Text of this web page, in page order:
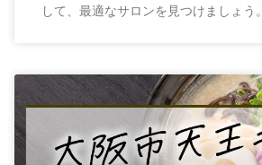
して、最適なサロンを見つけましょう。